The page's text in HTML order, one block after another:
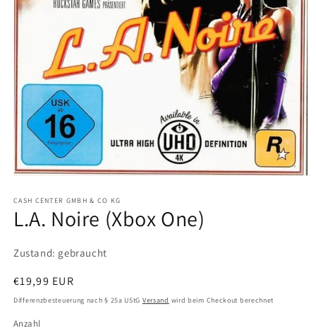
in
Modal
öffnen
CASH CENTER GMBH & CO KG
L.A. Noire (Xbox One)
Zustand: gebraucht
Normaler
Preis
€19,99 EUR
Differenzbesteuerung nach § 25a UStG Versand wird beim Checkout berechnet
Anzahl
Anzahl